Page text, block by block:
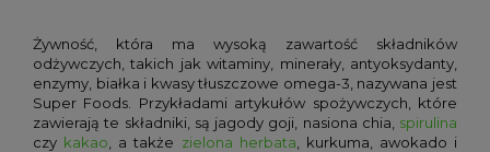
Żywność, która ma wysoką zawartość składników
odżywczych, takich jak witaminy, minerały, antyoksydanty,
enzymy, białka i kwasy tłuszczowe omega-3, nazywana jest
Super Foods. Przykładami artykułów spożywczych, które
zawierają te składniki, są jagody goji, nasiona chia, spirulina
czy kakao , a także zielona herbata , kurkuma, awokado i